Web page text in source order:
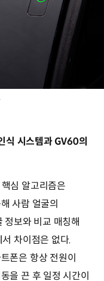
식 시스템과 GV60의
심 알고리즘은
사람 얼굴의
정보와 비교 매칭해
차이점은 없다.
폰은 항상 전원이
을 끈 후 일정 시간이